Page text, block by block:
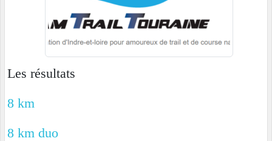
Les résultats
8 km
8 km duo